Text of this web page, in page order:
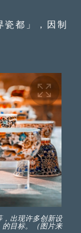
都」，因制
，出现许多创新设
的目标。（图片来